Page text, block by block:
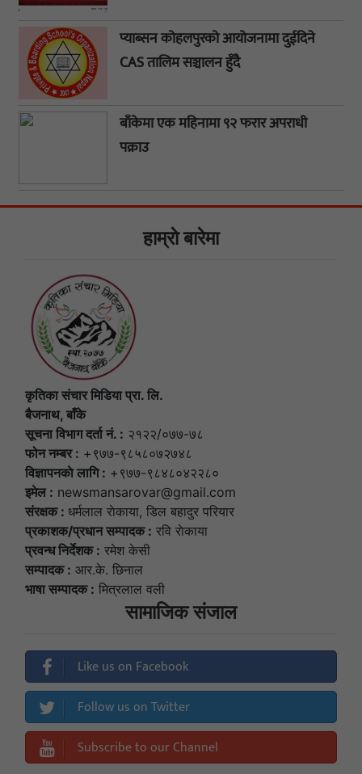
प्याब्सन कोहलपुरको आयोजनामा दुईदिने
CAS तालिम सञ्चालन हुँदै
बाँकेमा एक महिनामा ९२ फरार अपराधी
पक्राउ
हाम्राे बारेमा
कृतिका संचार मिडिया प्रा. लि.
बैजनाथ, बाँके
सूचना विभाग दर्ता नं. : २१२२/०७७-७८
फोन नम्बर : +९७७-९८५८०७२७४८
विज्ञापनकाे लागि : +९७७-९८४८०४२२८०
इमेल : newsmansarovar@gmail.com
संरक्षक : धर्मलाल राेकाया, डिल बहादुर परियार
प्रकाशक/प्रधान सम्पादक : रवि राेकाया
प्रवन्ध निर्देशक : रमेश केसी
सम्पादक : आर.के. छिनाल
भाषा सम्पादक : मित्रलाल वली
सामाजिक संजाल
Like us on Facebook
Follow us on Twitter
Subscribe to our Channel